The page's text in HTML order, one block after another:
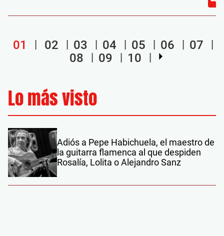
01 02 03 04 05 06
07
08
09 10
Lo más visto
Adiós a Pepe Habichuela, el maestro de
la guitarra flamenca al que despiden
Rosalía, Lolita o Alejandro Sanz